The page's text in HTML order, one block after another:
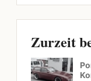
Zurzeit